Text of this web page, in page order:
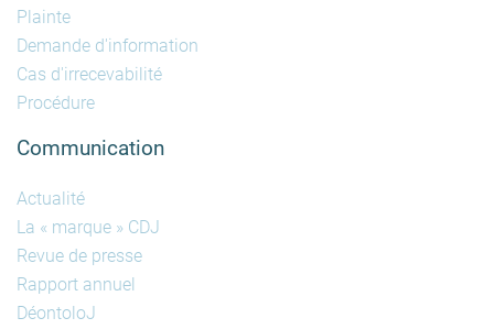
Plainte
Demande d'information
Cas d'irrecevabilité
Procédure
Communication
Actualité
La « marque » CDJ
Revue de presse
Rapport annuel
DéontoloJ